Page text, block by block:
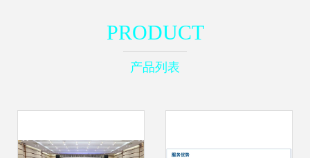
PRODUCT
产品列表